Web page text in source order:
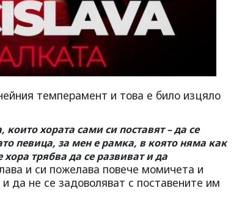
темперамент и това е било изцяло
хората сами си поставят – да се
певица, за мен е рамка, в която няма как
трябва да се развиват и да
и си пожелава повече момичета и
да не се задоволяват с поставените им